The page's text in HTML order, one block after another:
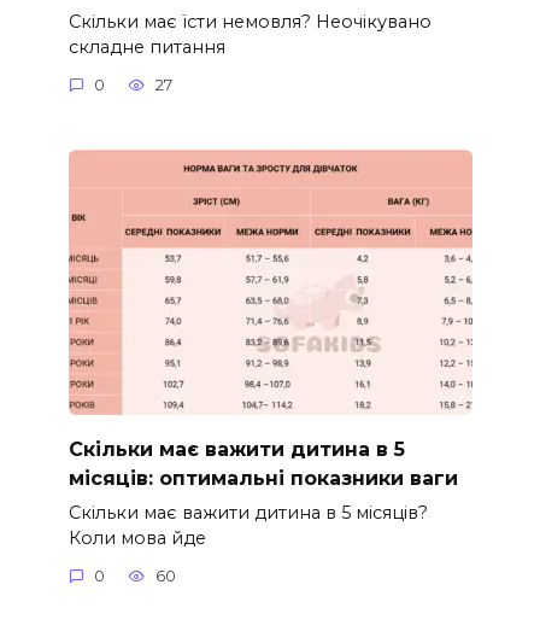
Скільки має їсти немовля? Неочікувано
складне питання
0 27
Скільки має важити дитина в 5
місяців: оптимальні показники ваги
Скільки має важити дитина в 5 місяців?
Коли мова йде
0 60